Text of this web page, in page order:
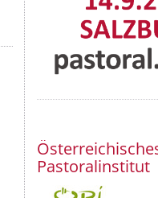
Pastoralinstitut